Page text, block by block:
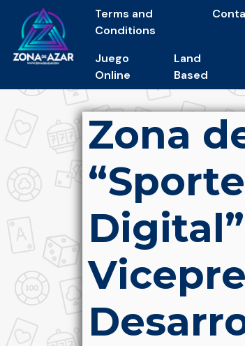
Terms and
Conditions
Juego
Online
Land
Based
Zona